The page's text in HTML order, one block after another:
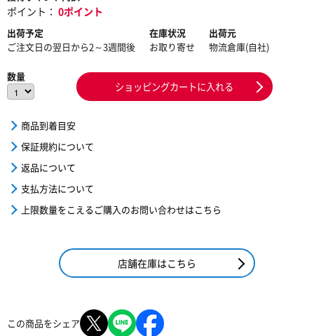
ポイント： 0ポイント
出荷予定
ご注文日の翌日から2～3週間後
在庫状況
お取り寄せ
出荷元
物流倉庫(自社)
数量
ショッピングカートに入れる
商品到着目安
保証規約について
返品について
支払方法について
上限数量をこえるご購入のお問い合わせはこちら
店舗在庫はこちら
この商品をシェア